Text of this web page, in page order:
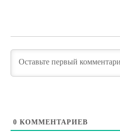
0 КОММЕНТАРИЕВ